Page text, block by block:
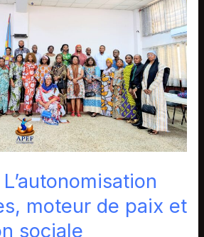
moteur de paix et
sociale